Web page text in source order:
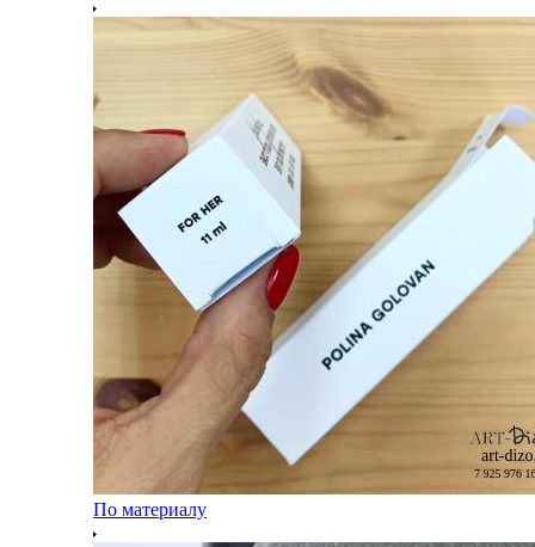
По материалу